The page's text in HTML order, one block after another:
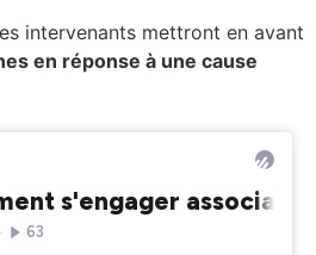
intervenants mettront en avant
en réponse à une cause